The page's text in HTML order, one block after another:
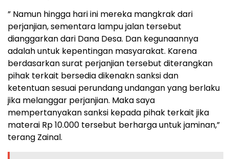
” Namun hingga hari ini mereka mangkrak dari
perjanjian, sementara lampu jalan tersebut
dianggarkan dari Dana Desa. Dan kegunaannya
adalah untuk kepentingan masyarakat. Karena
berdasarkan surat perjanjian tersebut diterangkan
pihak terkait bersedia dikenakn sanksi dan
ketentuan sesuai perundang undangan yang berlaku
jika melanggar perjanjian. Maka saya
mempertanyakan sanksi kepada pihak terkait jika
materai Rp 10.000 tersebut berharga untuk jaminan,”
terang Zainal.